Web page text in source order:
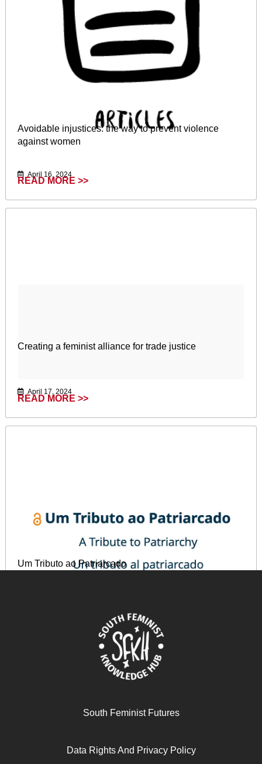
Avoidable injustices: the way to prevent violence
against women
April 16, 2024
READ MORE >>
Creating a feminist alliance for trade justice
April 17, 2024
READ MORE >>
Um Tributo ao Patriarcado
South Feminist Futures
Data Rights And Privacy Policy